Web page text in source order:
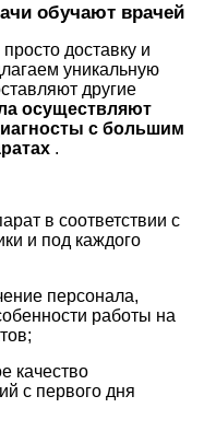
обучают врачей
доставку и
уникальную
другие
осуществляют
с большим
.
в соответствии с
и под каждого
персонала,
работы на
качество
с первого дня